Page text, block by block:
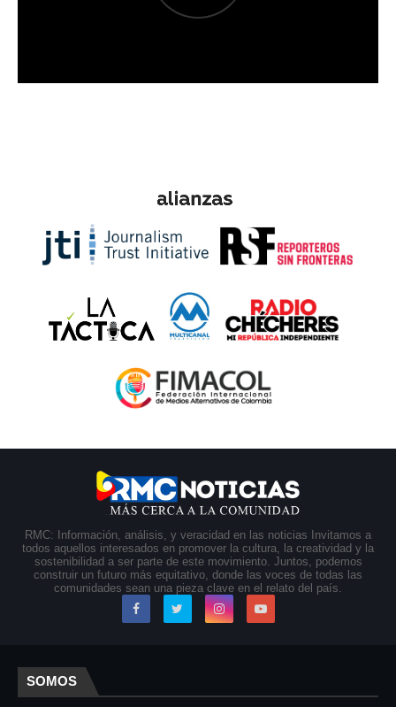
RMC: Información, análisis, y veracidad en las noticias Invitamos a
todos aquellos interesados en promover la cultura, la creatividad y la
sostenibilidad a ser parte de este movimiento. Juntos, podemos
construir un futuro más equitativo, donde las voces de todas las
comunidades sean una pieza clave en el relato del país.
SOMOS